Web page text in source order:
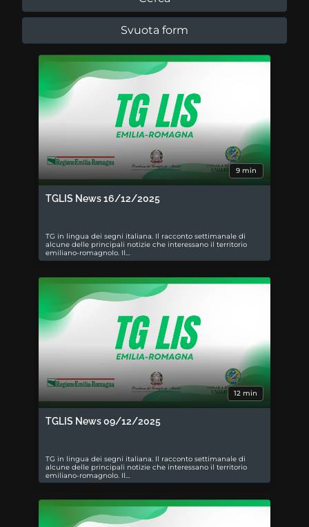
9 min
TGLIS News 16/12/2025
TG in lingua dei segni italiana. Il racconto settimanale di
alcune delle principali notizie che interessano il territorio
emiliano-romagnolo. Il…
12 min
TGLIS News 09/12/2025
TG in lingua dei segni italiana. Il racconto settimanale di
alcune delle principali notizie che interessano il territorio
emiliano-romagnolo. Il…